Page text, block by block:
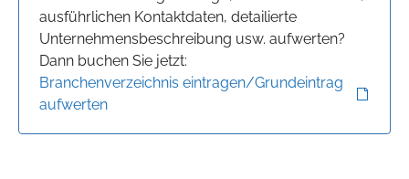
ausführlichen Kontaktdaten, detailierte
Unternehmensbeschreibung usw. aufwerten?
Dann buchen Sie jetzt:
Branchenverzeichnis eintragen/Grundeintrag
aufwerten